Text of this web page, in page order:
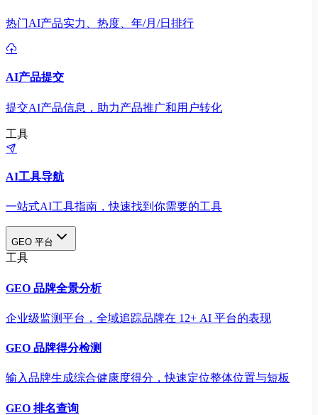
热门AI产品实力、热度、年/月/日排行
AI产品提交
提交AI产品信息，助力产品推广和用户转化
工具
AI工具导航
一站式AI工具指南，快速找到你需要的工具
GEO 平台
工具
GEO 品牌全景分析
企业级监测平台，全域追踪品牌在 12+ AI 平台的表现
GEO 品牌得分检测
输入品牌生成综合健康度得分，快速定位整体位置与短板
GEO 排名查询